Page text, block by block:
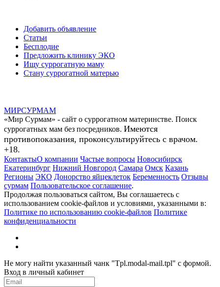
Добавить объявление
Статьи
Бесплодие
Предложить клинику ЭКО
Ищу суррогатную маму
Стану суррогатной матерью
МИРСУРМАМ
«Мир Сурмам» - сайт о суррогатном материнстве. Поиск
суррогатных мам без посредников. Имеются
противопоказания, проконсультируйтесь с врачом.
+18.
КонтактыО компании Частые вопросы Новосибирск
Екатеринбург Нижний Новгород Самара Омск Казань
Регионы ЭКО Донорство яйцеклеток Беременность Отзывы
сурмам Пользовательское соглашение.
Продолжая пользоваться сайтом, Вы соглашаетесь с
использованием cookie-файлов и условиями, указанными в:
Политике по использованию cookie-файлов Политике
конфиденциальности
Не могу найти указанный чанк "Tpl.modal-mail.tpl" с формой.
Вход в личный кабинет